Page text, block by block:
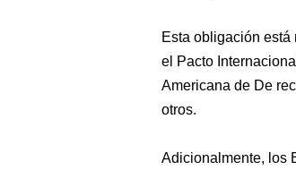
Esta obligación
el Pacto
Americana de De
otros.
Adicionalmente, los